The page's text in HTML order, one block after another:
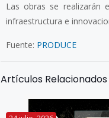
Las obras se realizarán
infraestructura e
Fuente: PRODUCE
Artículos Relacionados